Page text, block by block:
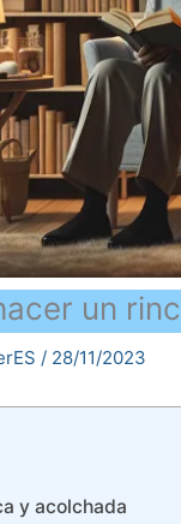
un
/ 28/11/2023
y acolchada